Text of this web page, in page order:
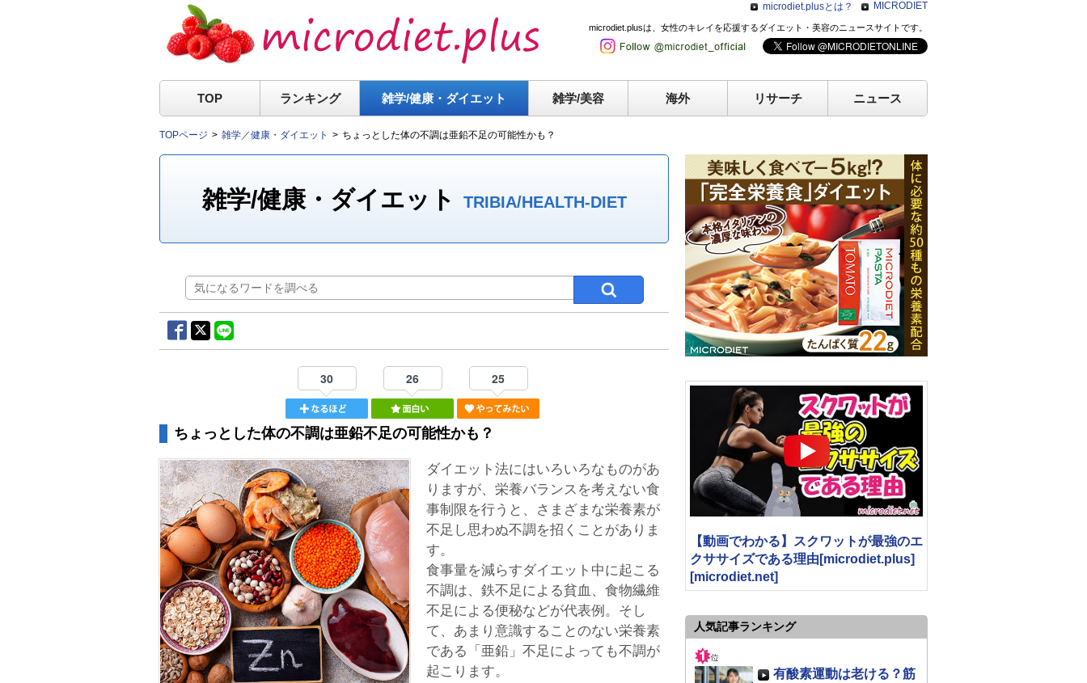
microdiet.plusとは？ MICRODIET
microdiet.plusは、女性のキレイを応援するダイエット・美容のニュースサイトです。
TOP ランキング 雑学/健康・ ダイエット 雑学/美容 海外 リサーチ ニュース
TOPページ 雑学／健康・ダイエット ちょっとした体の不調は亜鉛不足の可能性かも？
雑学/健康・ダイエット TRIBIA/HEALTH-DIET
30 26 25
ちょっとした体の不調は亜鉛不足の可能性かも？
ダイエット法にはいろいろなものがあ
りますが、栄養バランスを考えない食
事制限を行うと、さまざまな栄養素が
不足し思わぬ不調を招くことがありま
す。
食事量を減らすダイエット中に起こる
不調は、鉄不足による貧血、食物繊維
不足による便秘などが代表例。そし
て、あまり意識することのない栄養素
である「亜鉛」不足によっても不調が
起こります。
【動画でわかる】スクワットが最強のエ
クササイズである理由[microdiet.plus]
[microdiet.net]
人気記事ランキング
有酸素運動は老ける？筋